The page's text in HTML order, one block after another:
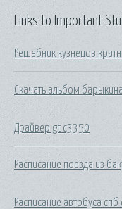
Links to Important
Решебник кузнецов
Скачать альбом барыкина
Драйвер gt c3350
Расписание поезда из
Расписание автобуса